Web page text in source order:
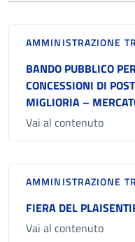
AMMINISTRAZIONE
BANDO PUBBLICO
CONCESSIONI DI
MIGLIORIA –
Vai al contenuto
AMMINISTRAZIONE
FIERA DEL
Vai al contenuto